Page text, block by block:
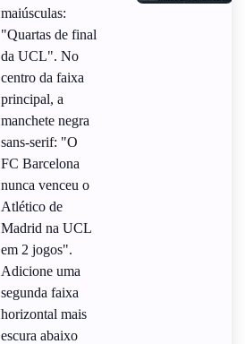
maiúsculas:
"Quartas de final
da UCL". No
centro da faixa
principal, a
manchete negra
sans-serif: "O
FC Barcelona
nunca venceu o
Atlético de
Madrid na UCL
em 2 jogos".
Adicione uma
segunda faixa
horizontal mais
escura abaixo